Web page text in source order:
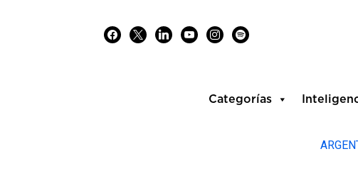
Categorías